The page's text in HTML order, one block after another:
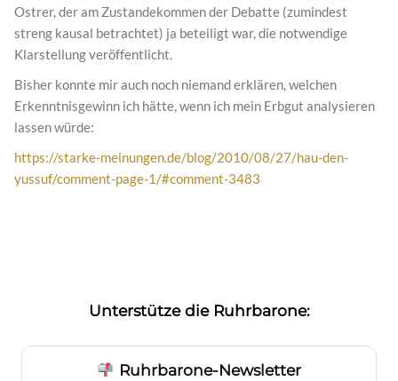
Ostrer, der am Zustandekommen der Debatte (zumindest
streng kausal betrachtet) ja beteiligt war, die notwendige
Klarstellung veröffentlicht.
Bisher konnte mir auch noch niemand erklären, welchen
Erkenntnisgewinn ich hätte, wenn ich mein Erbgut analysieren
lassen würde:
https://starke-meinungen.de/blog/2010/08/27/hau-den-
yussuf/comment-page-1/#comment-3483
Unterstütze die Ruhrbarone:
Ruhrbarone-Newsletter